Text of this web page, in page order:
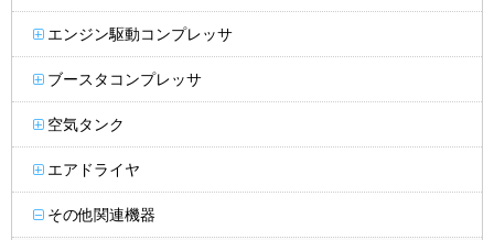
エンジン駆動コンプレッサ
ブースタコンプレッサ
空気タンク
エアドライヤ
その他関連機器